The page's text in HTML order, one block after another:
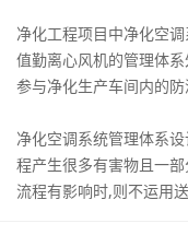
净化工程项目中净化空
值勤离心风机的管理体
参与净化生产车间内的
净化空调系统管理体系
程产生很多有害物且一
流程有影响时,则不运用